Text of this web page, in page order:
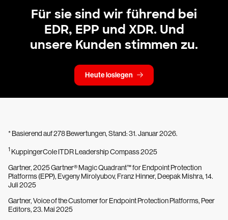
Für sie sind wir führend bei
EDR, EPP und XDR. Und
unsere Kunden stimmen zu.
Heute loslegen
* Basierend auf 278 Bewertungen, Stand: 31. Januar 2026.
1 KuppingerCole ITDR Leadership Compass 2025
Gartner, 2025 Gartner® Magic Quadrant™ for Endpoint Protection
Platforms (EPP), Evgeny Mirolyubov, Franz Hinner, Deepak Mishra, 14.
Juli 2025
Gartner, Voice of the Customer for Endpoint Protection Platforms, Peer
Editors, 23. Mai 2025